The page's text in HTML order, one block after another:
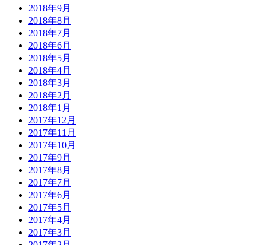
2018年9月
2018年8月
2018年7月
2018年6月
2018年5月
2018年4月
2018年3月
2018年2月
2018年1月
2017年12月
2017年11月
2017年10月
2017年9月
2017年8月
2017年7月
2017年6月
2017年5月
2017年4月
2017年3月